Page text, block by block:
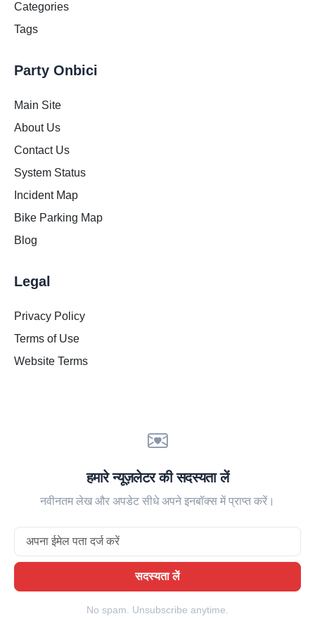
Categories
Tags
Party Onbici
Main Site
About Us
Contact Us
System Status
Incident Map
Bike Parking Map
Blog
Legal
Privacy Policy
Terms of Use
Website Terms
हमारे न्यूज़लेटर की सदस्यता लें
नवीनतम लेख और अपडेट सीधे अपने इनबॉक्स में प्राप्त करें।
सदस्यता लें
No spam. Unsubscribe anytime.